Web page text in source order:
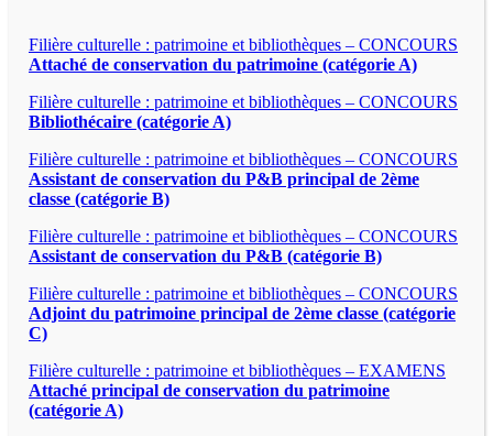
Filière culturelle : patrimoine et bibliothèques – CONCOURS
Attaché de conservation du patrimoine (catégorie A)
Filière culturelle : patrimoine et bibliothèques – CONCOURS
Bibliothécaire (catégorie A)
Filière culturelle : patrimoine et bibliothèques – CONCOURS
Assistant de conservation du P&B principal de 2ème
classe (catégorie B)
Filière culturelle : patrimoine et bibliothèques – CONCOURS
Assistant de conservation du P&B (catégorie B)
Filière culturelle : patrimoine et bibliothèques – CONCOURS
Adjoint du patrimoine principal de 2ème classe (catégorie
C)
Filière culturelle : patrimoine et bibliothèques – EXAMENS
Attaché principal de conservation du patrimoine
(catégorie A)